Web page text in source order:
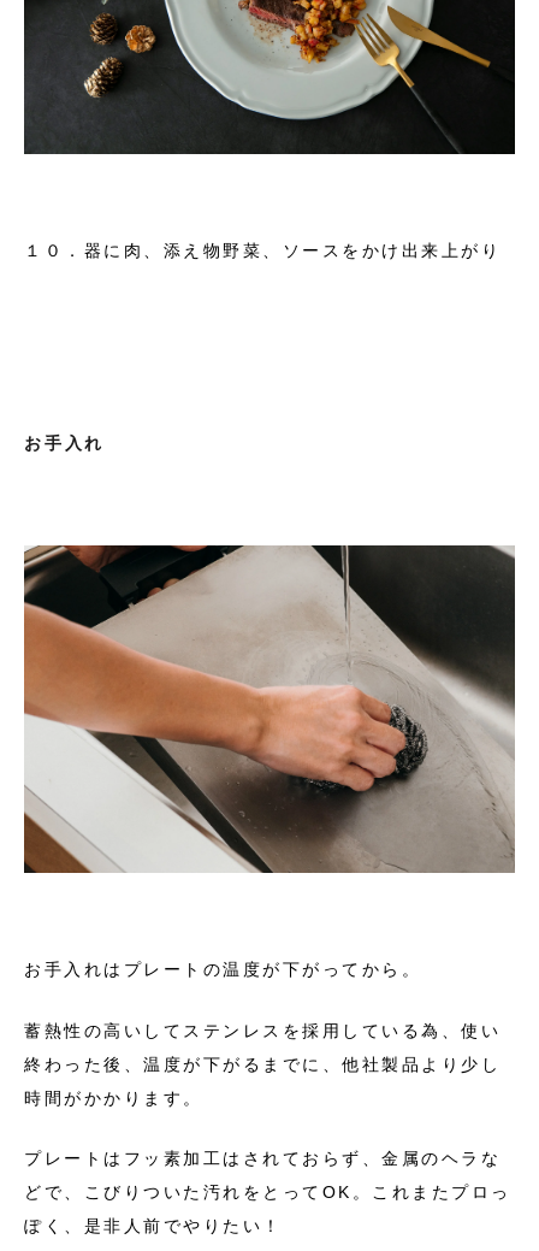
１０．器に肉、添え物野菜、ソースをかけ出来上がり
お手入れ
お手入れはプレートの温度が下がってから。
蓄熱性の高いしてステンレスを採用している為、使い
終わった後、温度が下がるまでに、他社製品より少し
時間がかかります。
プレートはフッ素加工はされておらず、 金属のヘラな
どで、こびりついた汚れをとってOK。これまたプロっ
ぽく、是非人前でやりたい！